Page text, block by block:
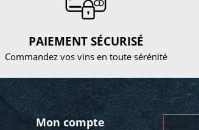
PAIEMENT SÉCURISÉ
Commandez vos vins en toute sérénité
Mon compte